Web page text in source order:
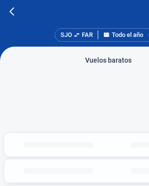
SJO FAR Todo el año
Vuelos baratos